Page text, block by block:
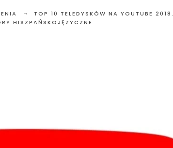
TOP 10 TELEDYSKÓW NA YOUTUBE 2018.
HISZPAŃSKOJĘZYCZNE